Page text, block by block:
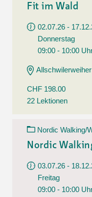
Fit im Wald
02.07.26 -
Donnerstag
09:00 - 10:00
CHF 198.00
22 Lektionen
Nordic Walking/
Nordic
03.07.26 -
Freitag
09:00 - 10:00